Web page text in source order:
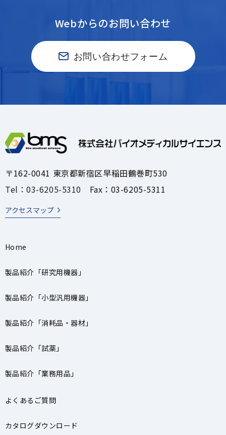
Webからのお問い合わせ
お問い合わせフォーム
〒162-0041 東京都新宿区早稲田鶴巻町530
Tel：03-6205-5310 Fax：03-6205-5311
アクセスマップ
Home
製品紹介「研究用機器」
製品紹介「小型汎用機器」
製品紹介「消耗品・器材」
製品紹介「試薬」
製品紹介「業務用品」
よくあるご質問
カタログダウンロード